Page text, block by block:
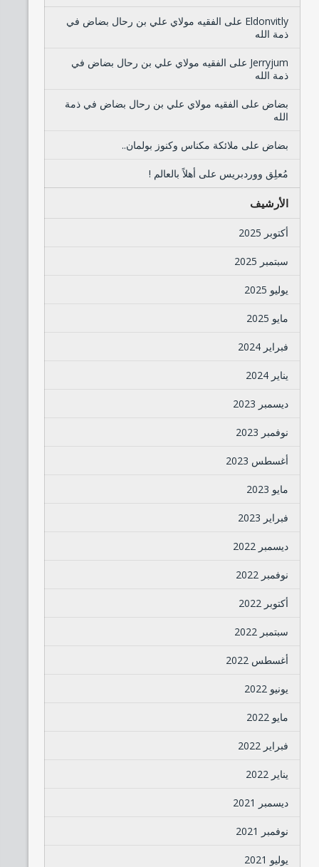
Eldonvitly على الفقيه مولاي علي بن رحال بضاض في
ذمة الله
Jerryjum على الفقيه مولاي علي بن رحال بضاض في
ذمة الله
بضاض على الفقيه مولاي علي بن رحال بضاض في ذمة
الله
بضاض على ملائكة مكناس وكنوز بولمان..
مُعلِق ووردبريس على أهلاً بالعالم !
الأرشيف
أكتوبر 2025
سبتمبر 2025
يوليو 2025
مايو 2025
فبراير 2024
يناير 2024
ديسمبر 2023
نوفمبر 2023
أغسطس 2023
مايو 2023
فبراير 2023
ديسمبر 2022
نوفمبر 2022
أكتوبر 2022
سبتمبر 2022
أغسطس 2022
يونيو 2022
مايو 2022
فبراير 2022
يناير 2022
ديسمبر 2021
نوفمبر 2021
يوليو 2021